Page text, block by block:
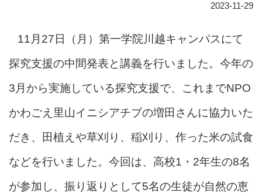
2023-11-29
11月27日（月）第一学院川越キャンパスにて
探究支援の中間発表と講義を行いました。今年の
3月から実施している探究支援で、これまでNPO
かわごえ里山イニシアチブの増田さんに協力いた
だき、田植えや草刈り、稲刈り、作った米の試食
などを行いました。今回は、高校1・2年生の8名
が参加し、振り返りとして5名の生徒が自然の恵